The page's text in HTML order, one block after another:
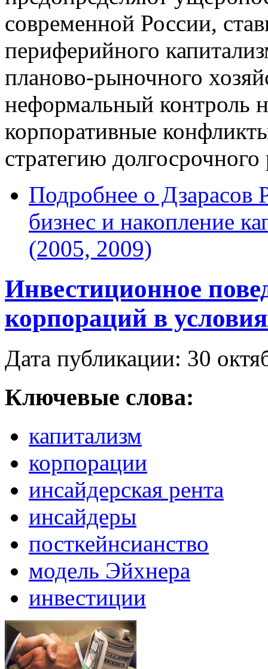
современной России,
периферийного
планово-рыночного
неформальный контроль
корпоративные
стратегию
Подробнее о
бизнес и накопление
(2005, 2009)
Инвестиционное
корпораций в
Дата публикации: 30
Ключевые слова:
капитализм
корпорации
инсайдерская рента
инсайдеры
посткейнсианство
модель Эйхнера
инвестиции